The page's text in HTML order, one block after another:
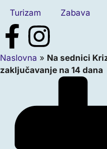
Turizam Zabava
Naslovna » Na sednici
zaključavanje na 14 dana